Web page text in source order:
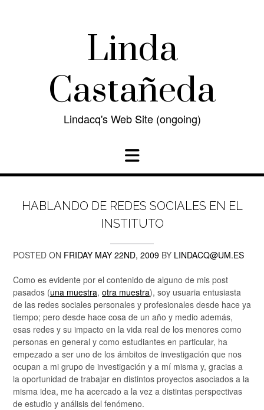
Linda
Castañeda
Lindacq's Web Site (ongoing)
HABLANDO DE REDES SOCIALES EN EL
INSTITUTO
POSTED ON FRIDAY MAY 22ND, 2009 BY LINDACQ@UM.ES
Como es evidente por el contenido de alguno de mis post
pasados (una muestra, otra muestra), soy usuaria entusiasta
de las redes sociales personales y profesionales desde hace ya
tiempo; pero desde hace cosa de un año y medio además,
esas redes y su impacto en la vida real de los menores como
personas en general y como estudiantes en particular, ha
empezado a ser uno de los ámbitos de investigación que nos
ocupan a mi grupo de investigación y a mí misma y, gracias a
la oportunidad de trabajar en distintos proyectos asociados a la
misma idea, me ha acercado a la vez a distintas perspectivas
de estudio y análisis del fenómeno.